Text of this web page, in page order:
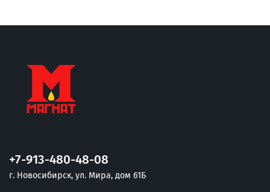
+7-913-480-48-08
г. Новосибирск, ул. Мира, дом 61Б